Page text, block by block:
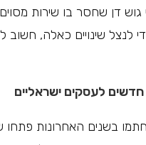
גוש דן שחסר בו שירות
לנצל שינויים כאלה,
חדשים לעסקים ישראליים
בשנים האחרונות פתחו